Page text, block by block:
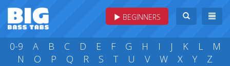
BEGINNERS
0-9 A B C D E F G H I J K L
M
N
O P Q R S T U V W X Y Z